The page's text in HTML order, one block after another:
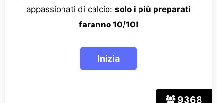
9368
appassionati di calcio: solo i più preparati
faranno 10/10!